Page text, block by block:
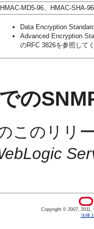
HMAC-MD5-96、HMAC-SHA-96
Data Encryption
Advanced Encryption
のRFC 3826を参照して
の
このリリ
Copyright © 2007, 2011,
法律